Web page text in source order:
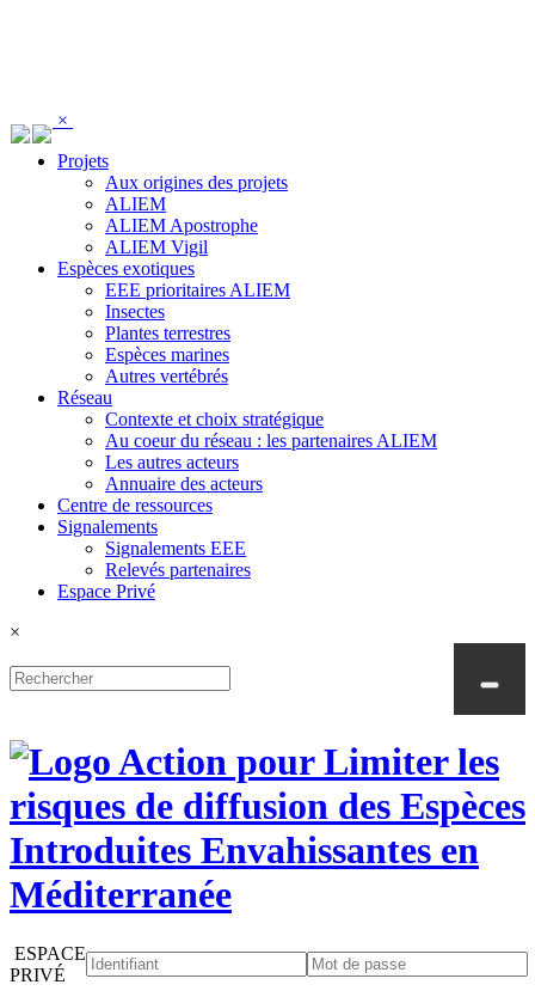
×
Projets
Aux origines des projets
ALIEM
ALIEM Apostrophe
ALIEM Vigil
Espèces exotiques
EEE prioritaires ALIEM
Insectes
Plantes terrestres
Espèces marines
Autres vertébrés
Réseau
Contexte et choix stratégique
Au coeur du réseau : les partenaires ALIEM
Les autres acteurs
Annuaire des acteurs
Centre de ressources
Signalements
Signalements EEE
Relevés partenaires
Espace Privé
×
ESPACE
PRIVÉ